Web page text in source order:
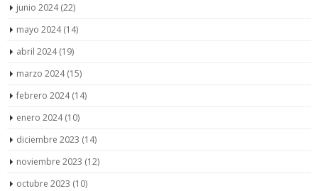
junio 2024(22)
mayo 2024(14)
abril 2024(19)
marzo 2024(15)
febrero 2024(14)
enero 2024(10)
diciembre 2023 (14)
noviembre 2023 (12)
octubre 2023 (10)